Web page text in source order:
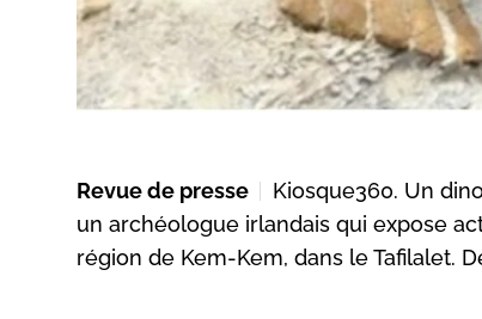
Revue de presse
Kiosque360. Un
un archéologue irlandais qui expose
région de Kem-Kem, dans le Tafilalet.